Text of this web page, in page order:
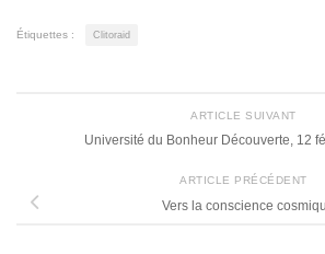
Étiquettes : Clitoraid
ARTICLE SUIVANT
Université du Bonheur Découverte, 12
ARTICLE PRÉCÉDENT
Vers la conscience